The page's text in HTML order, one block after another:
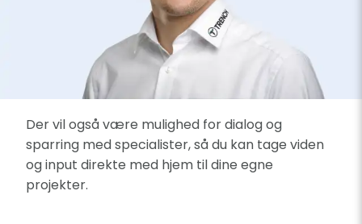
Der vil også være mulighed for dialog og
sparring med specialister, så du kan tage viden
og input direkte med hjem til dine egne
projekter.